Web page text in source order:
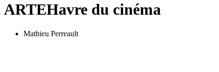
ARTEHavre du cinéma
Mathieu Perreault